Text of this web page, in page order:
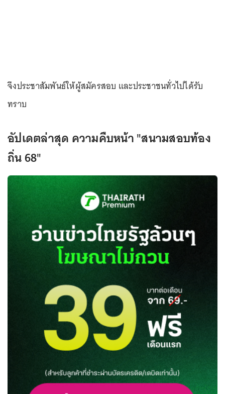
จึงประชาสัมพันธ์ให้ผู้สมัครสอบ และประชาชนทั่วไปได้รับ
ทราบ
อัปเดตล่าสุด ความคืบหน้า "สนามสอบท้อง
ถิ่น 68"